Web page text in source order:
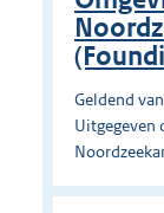
Geldend
Uitgegeven